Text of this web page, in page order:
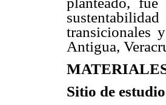
transicionales
Antigua,
Sitio de estudio